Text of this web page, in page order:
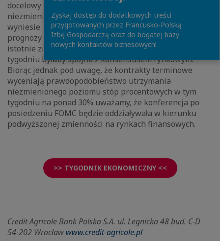
docelowy poziom stóp procentowych pozostanie
niezmieniony względem grudniowej projekcji i
wyniesie [5,00%, 5,25%]. Jednocześnie uważamy, że
prognozy inflacji i stopy bezrobocia nie zostaną
istotnie zrewidowane. Podwyżka stóp o 25pb w tym
tygodniu byłaby spójna z konsensusem rynkowym.
Biorąc jednak pod uwagę, że kontrakty terminowe
wyceniają prawdopodobieństwo utrzymania
niezmienionego poziomu stóp procentowych w tym
tygodniu na ponad 30% uważamy, że konferencja po
posiedzeniu FOMC będzie oddziaływała w kierunku
podwyższonej zmienności na rynkach finansowych.
>> TYGODNIK EKONOMICZNY <<
Credit Agricole Bank Polska S.A. ul. Legnicka 48 bud. C-D
54-202 Wrocław www.credit-agricole.pl
Zyskaj dostęp do dodatkowych treści
przygotowanych przez Francusko-Polską
Izbę Gospodarczą oraz do bogatej bazy
nowych kontaktów biznesowych!